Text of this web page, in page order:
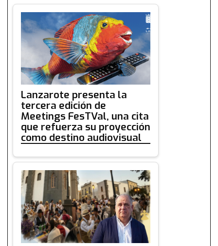
Lanzarote presenta la
tercera edición de
Meetings FesTVal, una cita
que refuerza su proyección
como destino audiovisual